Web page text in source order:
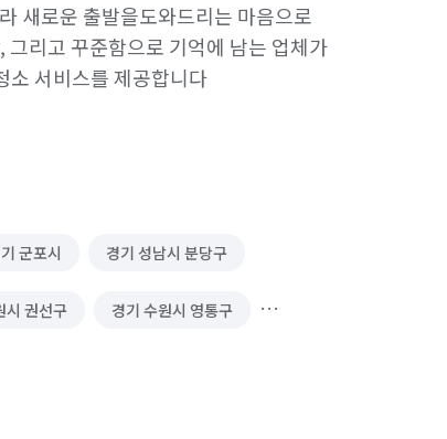
새로운 출발을도와드리는 마음으로
리고 꾸준함으로 기억에 남는 업체가
소 서비스를 제공합니다
군포시 경기 성남시 분당구
시 권선구 경기 수원시 영통구